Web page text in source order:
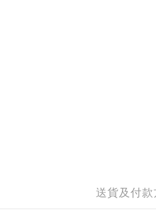
送貨及付款